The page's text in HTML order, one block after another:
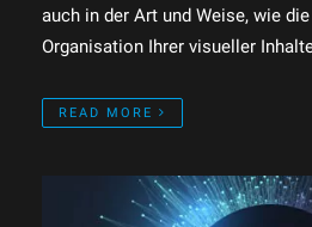
auch in der Art und Weise, wie
Organisation Ihrer visueller
READ MORE